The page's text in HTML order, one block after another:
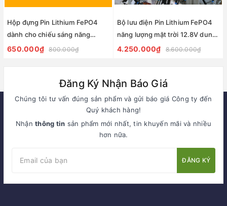
Hộp đựng Pin Lithium FePO4
dành cho chiếu sáng năng
lượng mặt trời dự án
650.000₫ 800.000₫
Bộ lưu điện Pin Lithium FePO4
năng lượng mặt trời 12.8V dung
lượng 60Ah, 70AH, 80AH,
4.250.000₫ 8.600.000₫
Đăng Ký Nhận Báo Giá
Chúng tôi tư vấn đúng sản phẩm và gửi báo giá Công ty đến
Quý khách hàng!
Nhậnthông tin sản phẩm mới nhất, tin khuyến mãi và nhiều
hơn nữa.
ĐĂNG KÝ